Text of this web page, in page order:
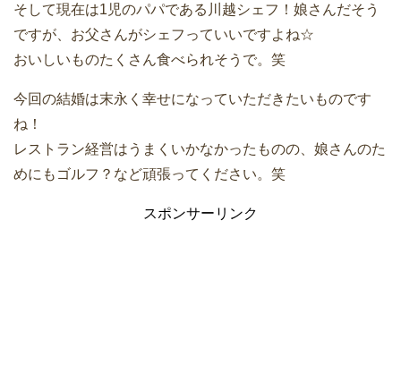
そして現在は1児のパパである川越シェフ！娘さんだそう
ですが、お父さんがシェフっていいですよね☆
おいしいものたくさん食べられそうで。笑
今回の結婚は末永く幸せになっていただきたいものです
ね！
レストラン経営はうまくいかなかったものの、娘さんのた
めにもゴルフ？など頑張ってください。笑
スポンサーリンク